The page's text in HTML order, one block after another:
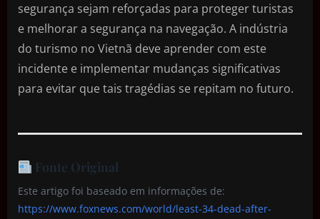
segurança sejam reforçadas para proteger turistas
e melhorar a segurança na navegação. A indústria
do turismo no Vietnã deve aprender com este
incidente e implementar mudanças significativas
para evitar que tais tragédias se repitam no futuro.
Fonte Original
Este artigo foi baseado em informações de:
https://www.foxnews.com/world/least-34-dead-after-